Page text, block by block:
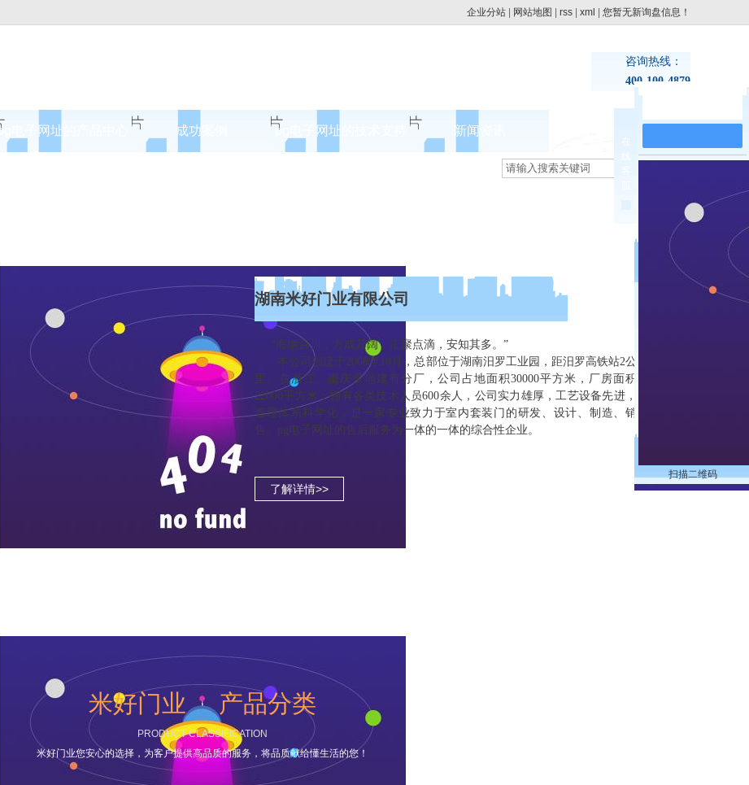
企业分站 网站地图 rss xml 您暂无新询盘信息！
咨询热线：
400-100-4879
pg电子网址的产品中心 成功案例 pg电子网址的技术支持 新闻资讯
湖南米好门业有限公司
“海纳百川，方成其阔；汇聚点滴，安知其多。”
本公司创建于2008年10月，总部位于湖南汨罗工业园，距汨罗高铁站2公
里。在浙江、重庆多地建有分厂，公司占地面积30000平方米，厂房面积
22000平方米；拥有各类技术人员600余人，公司实力雄厚，工艺设备先进，
管理体系科学化，是一家专业致力于室内套装门的研发、设计、制造、销
售、pg电子网址的售后服务为一体的一体的综合性企业。
了解详情>>
米好门业 产品分类
PRODUCT CLASSIFICATION
米好门业您安心的选择，为客户提供高品质的服务，将品质献给懂生活的您！
在
扫描二维码